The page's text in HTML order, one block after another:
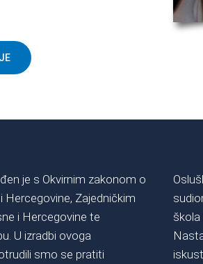
je s Okvirnim zakonom o
Zajedničkim
i Hercegovine te
U izradbi ovoga
smo se pratiti
škola